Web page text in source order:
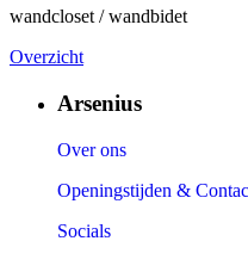
wandcloset / wandbidet
Overzicht
Arsenius
Over ons
Openingstijden &
Socials